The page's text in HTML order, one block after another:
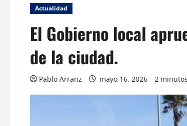
Actualidad
El Gobierno local
de la ciudad.
Pablo Arranz mayo 16, 2026 2